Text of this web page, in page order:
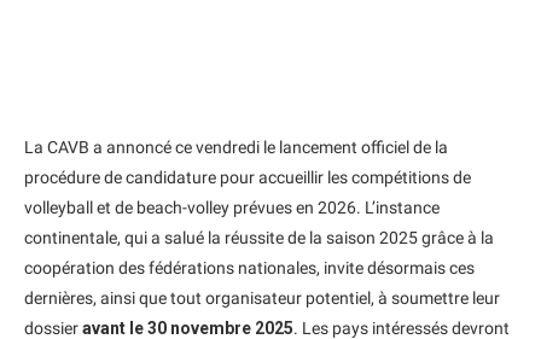
La CAVB a annoncé ce vendredi le lancement officiel de la
procédure de candidature pour accueillir les compétitions de
volleyball et de beach-volley prévues en 2026. L’instance
continentale, qui a salué la réussite de la saison 2025 grâce à la
coopération des fédérations nationales, invite désormais ces
dernières, ainsi que tout organisateur potentiel, à soumettre leur
dossieravant le 30 novembre 2025. Les pays intéressés devront